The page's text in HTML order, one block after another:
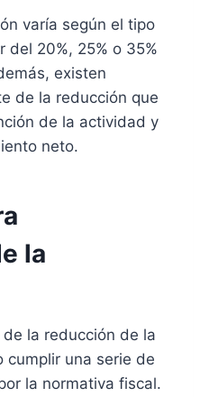
varía según el tipo
20%, 25% o 35%
existen
de la reducción que
de la actividad y
neto.
la
la reducción de la
cumplir una serie de
la normativa fiscal.